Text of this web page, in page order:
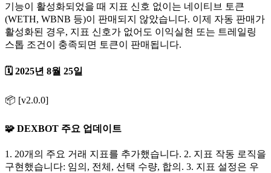
기능이 활성화되었을 때 지표 신호 없이는 네이티브 토큰
(WETH, WBNB 등)이 판매되지 않았습니다. 이제 자동 판매가
활성화된 경우, 지표 신호가 없어도 이익실현 또는 트레일링
스톱 조건이 충족되면 토큰이 판매됩니다.
🗓️ 2025년 8월 25일
📦 [v2.0.0]
🧩 DEXBOT 주요 업데이트
1. 20개의 주요 거래 지표를 추가했습니다. 2. 지표 작동 로직을
구현했습니다: 임의, 전체, 선택 수량, 합의. 3. 지표 설정은 우